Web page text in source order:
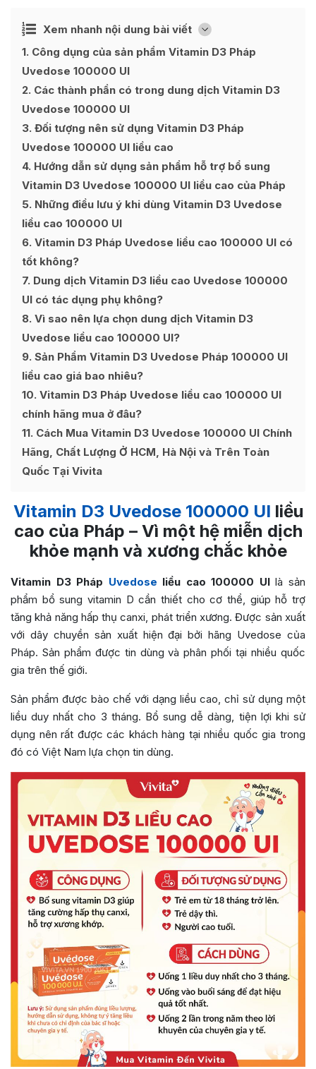
Xem nhanh nội dung bài viết [
Ẩn
1 Công dụng của sản phẩm Vitamin D3 Pháp
Uvedose 100000 UI
2 Các thành phần có trong dung dịch Vitamin D3
Uvedose 100000 UI
3 Đối tượng nên sử dụng Vitamin D3 Pháp
Uvedose 100000 UI liều cao
4 Hướng dẫn sử dụng sản phẩm hỗ trợ bổ sung
Vitamin D3 Uvedose 100000 UI liều cao của Pháp
5 Những điều lưu ý khi dùng Vitamin D3 Uvedose
liều cao 100000 UI
6 Vitamin D3 Pháp Uvedose liều cao 100000 UI có
tốt không?
7 Dung dịch Vitamin D3 liều cao Uvedose 100000
UI có tác dụng phụ không?
8 Vì sao nên lựa chọn dung dịch Vitamin D3
Uvedose liều cao 100000 UI?
9 Sản Phẩm Vitamin D3 Uvedose Pháp 100000 UI
liều cao giá bao nhiêu?
10 Vitamin D3 Pháp Uvedose liều cao 100000 UI
chính hãng mua ở đâu?
11 Cách Mua Vitamin D3 Uvedose 100000 UI Chính
Hãng, Chất Lượng Ở HCM, Hà Nội và Trên Toàn
Quốc Tại Vivita
Vitamin D3 Uvedose 100000 UI liều
cao của Pháp – Vì một hệ miễn dịch
khỏe mạnh và xương chắc khỏe
Vitamin D3 Pháp Uvedose liều cao 100000 UIlà sản
phẩm bổ sung vitamin D cần thiết cho cơ thể, giúp hỗ trợ
tăng khả năng hấp thụ canxi, phát triển xương. Được sản xuất
với dây chuyền sản xuất hiện đại bởi hãng Uvedose của
Pháp. Sản phẩm được tin dùng và phân phối tại nhiều quốc
gia trên thế giới.
Sản phẩm được bào chế với dạng liều cao, chỉ sử dụng một
liều duy nhất cho 3 tháng. Bổ sung dễ dàng, tiện lợi khi sử
dụng nên rất được các khách hàng tại nhiều quốc gia trong
đó có Việt Nam lựa chọn tin dùng.